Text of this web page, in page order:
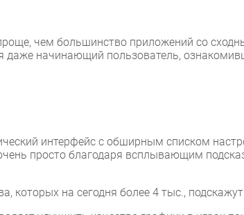
чем большинство приложений со
даже начинающий пользователь,
интерфейс с обширным списком
просто благодаря всплывающим
которых на сегодня более 4 тыс.,